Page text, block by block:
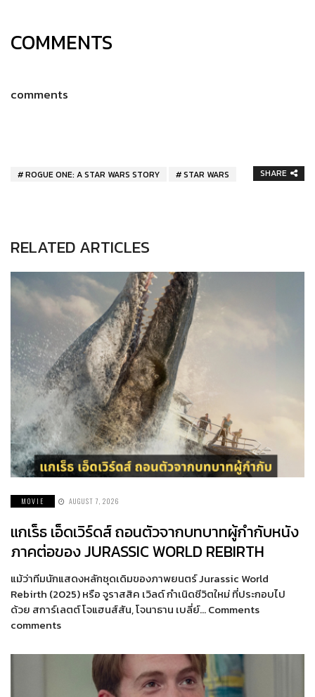
COMMENTS
comments
ROGUE ONE: A STAR WARS STORY STAR WARS SHARE
RELATED ARTICLES
MOVIE AUGUST 7, 2026
แกเร็ธ เอ็ดเวิร์ดส์ ถอนตัวจากบทบาทผู้กำกับหนัง
ภาคต่อของ JURASSIC WORLD REBIRTH
แม้ว่าทีมนักแสดงหลักชุดเดิมของภาพยนตร์ Jurassic World
Rebirth (2025) หรือ จูราสสิค เวิลด์ กำเนิดชีวิตใหม่ ที่ประกอบไป
ด้วย สการ์เลตต์ โจแฮนส์สัน, โจนาธาน เบลี่ย์… Comments
comments